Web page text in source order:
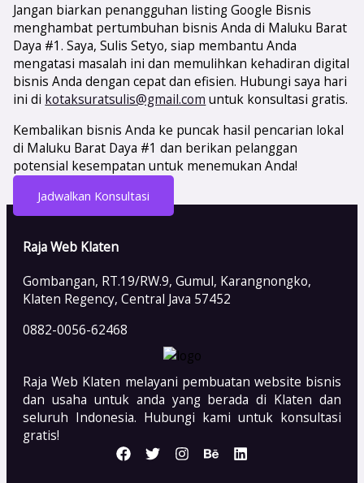
Jangan biarkan penangguhan listing Google Bisnis
menghambat pertumbuhan bisnis Anda di Maluku Barat
Daya #1. Saya, Sulis Setyo, siap membantu Anda
mengatasi masalah ini dan memulihkan kehadiran digital
bisnis Anda dengan cepat dan efisien. Hubungi saya hari
ini di kotaksuratsulis@gmail.com untuk konsultasi gratis.
Kembalikan bisnis Anda ke puncak hasil pencarian lokal
di Maluku Barat Daya #1 dan berikan pelanggan
potensial kesempatan untuk menemukan Anda!
Jadwalkan Konsultasi
Raja Web Klaten
Gombangan, RT.19/RW.9, Gumul, Karangnongko,
Klaten Regency, Central Java 57452
0882-0056-62468
Raja Web Klaten melayani pembuatan website bisnis
dan usaha untuk anda yang berada di Klaten dan
seluruh Indonesia. Hubungi kami untuk konsultasi
gratis!